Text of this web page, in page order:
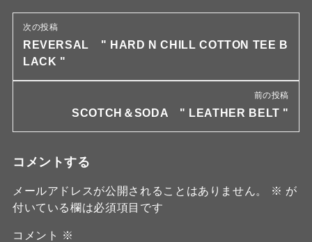
次の投稿
REVERSAL " HARD N CHILL COTTON TEE B
LACK "
前の投稿
SCOTCH＆SODA " LEATHER BELT "
コメントする
メールアドレスが公開されることはありません。 ※ が
付いている欄は必須項目です
コメント ※